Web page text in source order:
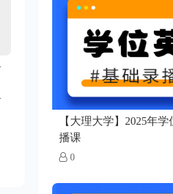
【大理大学】2025年
播课
0